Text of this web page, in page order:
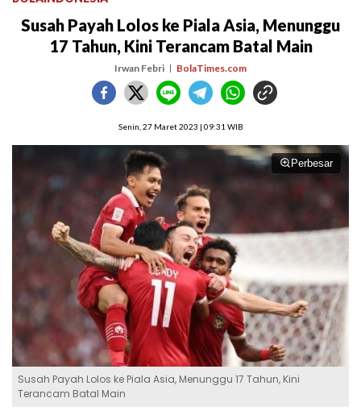
Susah Payah Lolos ke Piala Asia, Menunggu
17 Tahun, Kini Terancam Batal Main
Irwan Febri BolaTimes.com
Senin, 27 Maret 2023 | 09:31 WIB
Perbesar
Susah Payah Lolos ke Piala Asia, Menunggu 17 Tahun, Kini
Terancam Batal Main